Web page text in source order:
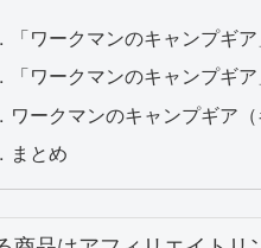
「ワークマンのキャンプギ
「ワークマンのキャンプギ
ワークマンのキャンプギア
まとめ